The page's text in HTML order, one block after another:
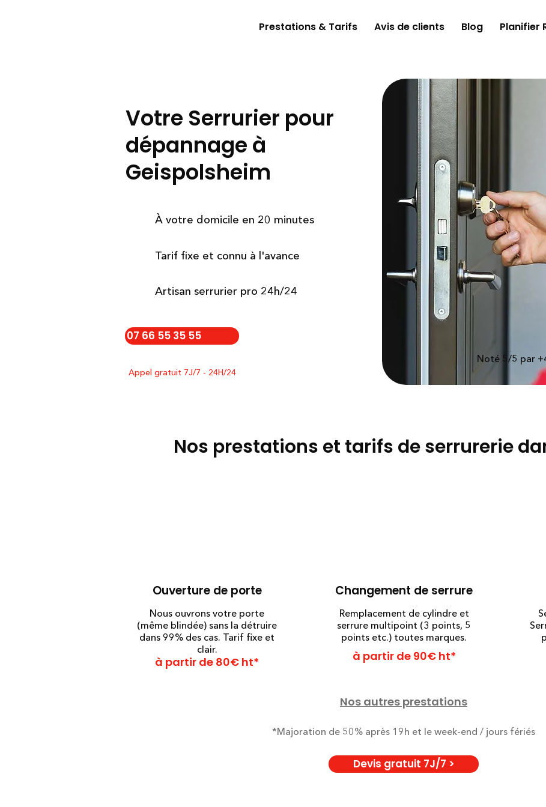
Prestations & Tarifs Avis de clients Blog Planifier
Votre Serrurier pour
dépannage à
Geispolsheim
À votre domicile en 20 minutes
Tarif fixe et connu à l'avance
Artisan serrurier pro 24h/24
07 66 55 35 55
Appel gratuit 7J/7 - 24H/24
Noté 5/5 par
Nos prestations et tarifs de serrurerie
Ouverture de porte
Nous ouvrons votre porte
(même blindée) sans la détruire
dans 99% des cas. Tarif fixe et
clair.
à partir de 80€ ht*
Changement de serrure
Remplacement de cylindre et
serrure multipoint (3 points, 5
points etc.) toutes marques.
à partir de 90€ ht*
Nos autres prestations
*Majoration de 50% après 19h et le week-end / jours fériés
Devis gratuit 7J/7 >